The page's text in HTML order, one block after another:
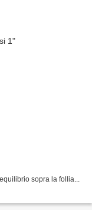
sopra la follia...